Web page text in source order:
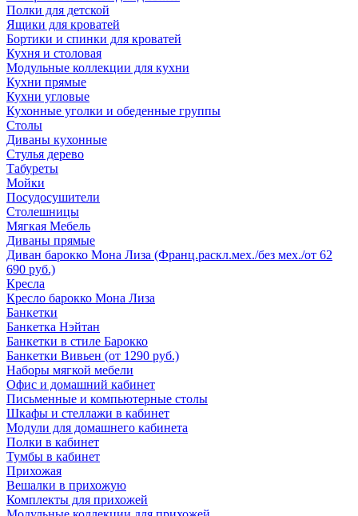
Полки для детской
Ящики для кроватей
Бортики и спинки для кроватей
Кухня и столовая
Модульные коллекции для кухни
Кухни прямые
Кухни угловые
Кухонные уголки и обеденные группы
Столы
Диваны кухонные
Стулья дерево
Табуреты
Мойки
Посудосушители
Столешницы
Мягкая Мебель
Диваны прямые
Диван барокко Мона Лиза (Франц.раскл.мех./без мех./от 62
690 руб.)
Кресла
Кресло барокко Мона Лиза
Банкетки
Банкетка Нэйтан
Банкетки в стиле Барокко
Банкетки Вивьен (от 1290 руб.)
Наборы мягкой мебели
Офис и домашний кабинет
Письменные и компьютерные столы
Шкафы и стеллажи в кабинет
Модули для домашнего кабинета
Полки в кабинет
Тумбы в кабинет
Прихожая
Вешалки в прихожую
Комплекты для прихожей